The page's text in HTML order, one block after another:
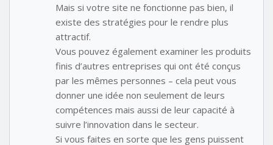
Mais si votre site ne fonctionne pas bien, il
existe des stratégies pour le rendre plus
attractif.
Vous pouvez également examiner les produits
finis d’autres entreprises qui ont été conçus
par les mêmes personnes – cela peut vous
donner une idée non seulement de leurs
compétences mais aussi de leur capacité à
suivre l’innovation dans le secteur.
Si vous faites en sorte que les gens puissent